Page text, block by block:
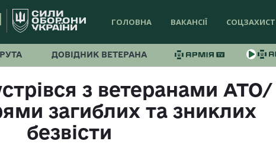
ГОЛОВНА ВАКАНСІЇ СОЦЗАХИСТ
ДОВІДНИК ВЕТЕРАНА
з ветеранами АТО/
загиблих та зниклих
безвісти